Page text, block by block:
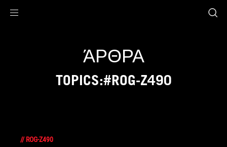
ΆΡΘΡΑ
TOPICS:#ROG-Z490
// ROG-Z490